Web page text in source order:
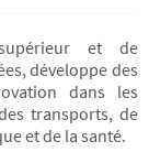
supérieur et de
développe des
dans les
transports, de
et de la santé.